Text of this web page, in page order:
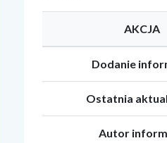
AKCJA
Dodanie
Ostatnia
Autor